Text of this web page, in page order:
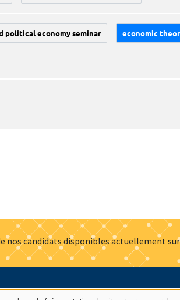
political economy seminar economic
nos candidats disponibles actuellement
d'emploi Presse Mentions